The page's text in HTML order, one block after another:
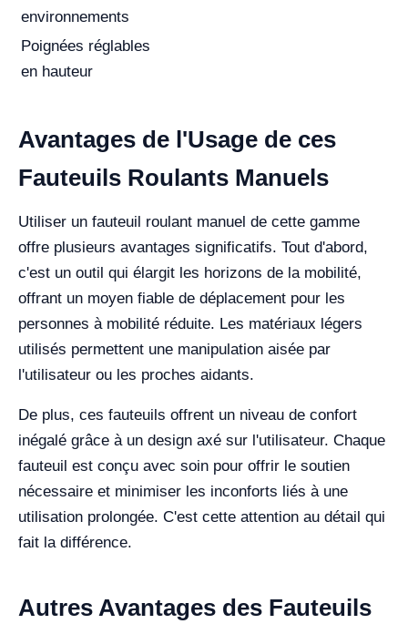
environnements
Poignées réglables
en hauteur
Avantages de l'Usage de ces
Fauteuils Roulants Manuels
Utiliser un fauteuil roulant manuel de cette gamme
offre plusieurs avantages significatifs. Tout d'abord,
c'est un outil qui élargit les horizons de la mobilité,
offrant un moyen fiable de déplacement pour les
personnes à mobilité réduite. Les matériaux légers
utilisés permettent une manipulation aisée par
l'utilisateur ou les proches aidants.
De plus, ces fauteuils offrent un niveau de confort
inégalé grâce à un design axé sur l'utilisateur. Chaque
fauteuil est conçu avec soin pour offrir le soutien
nécessaire et minimiser les inconforts liés à une
utilisation prolongée. C'est cette attention au détail qui
fait la différence.
Autres Avantages des Fauteuils